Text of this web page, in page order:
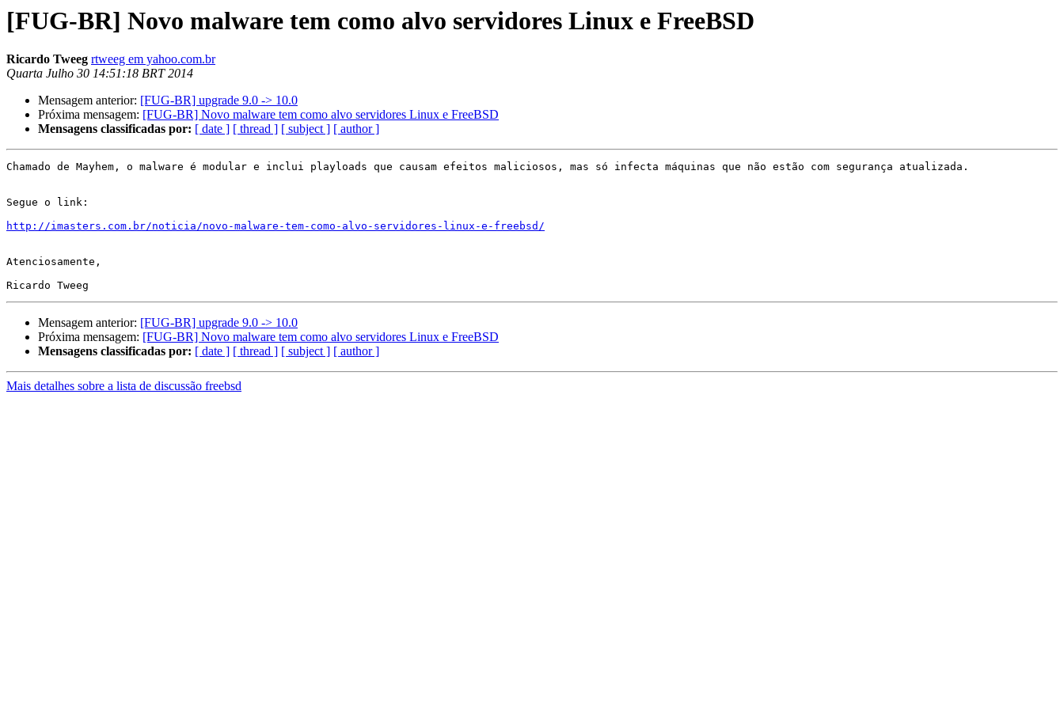
[FUG-BR] Novo malware tem como alvo servidores Linux e FreeBSD
Ricardo Tweeg rtweeg em yahoo.com.br
Quarta Julho 30 14:51:18 BRT 2014
Mensagem anterior: [FUG-BR] upgrade 9.0 -> 10.0
Próxima mensagem: [FUG-BR] Novo malware tem como alvo servidores Linux e FreeBSD
Mensagens classificadas por: [ date ] [ thread ] [ subject ] [ author ]
Chamado de Mayhem, o malware é modular e inclui playloads que causam efeitos maliciosos, mas só infecta máquinas que não estão com segurança atualizada.
Segue o link:
http://imasters.com.br/noticia/novo-malware-tem-como-alvo-servidores-linux-e-freebsd/
Atenciosamente,
Mensagem anterior: [FUG-BR] upgrade 9.0 -> 10.0
Próxima mensagem: [FUG-BR] Novo malware tem como alvo servidores Linux e FreeBSD
Mensagens classificadas por: [ date ] [ thread ] [ subject ] [ author ]
Mais detalhes sobre a lista de discussão freebsd